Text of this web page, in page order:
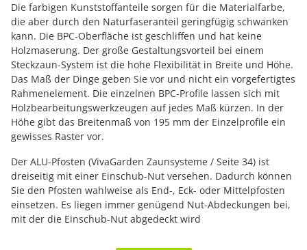
Die farbigen Kunststoffanteile sorgen für die Materialfarbe,
die aber durch den Naturfaseranteil geringfügig schwanken
kann. Die BPC-Oberfläche ist geschliffen und hat keine
Holzmaserung. Der große Gestaltungsvorteil bei einem
Steckzaun-System ist die hohe Flexibilität in Breite und Höhe.
Das Maß der Dinge geben Sie vor und nicht ein vorgefertigtes
Rahmenelement. Die einzelnen BPC-Profile lassen sich mit
Holzbearbeitungswerkzeugen auf jedes Maß kürzen. In der
Höhe gibt das Breitenmaß von 195 mm der Einzelprofile ein
gewisses Raster vor.
Der ALU-Pfosten (VivaGarden Zaunsysteme / Seite 34) ist
dreiseitig mit einer Einschub-Nut versehen. Dadurch können
Sie den Pfosten wahlweise als End-, Eck- oder Mittelpfosten
einsetzen. Es liegen immer genügend Nut-Abdeckungen bei,
mit der die Einschub-Nut abgedeckt wird